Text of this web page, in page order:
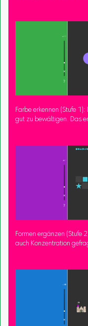
Farbe erkennen (Stufe
gut zu bewältigen. Das
Formen ergänzen (Stufe
auch Konzentration